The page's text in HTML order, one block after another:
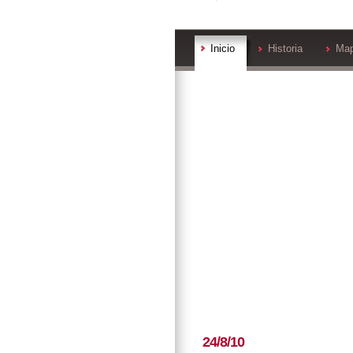
Inicio Historia
24/8/10